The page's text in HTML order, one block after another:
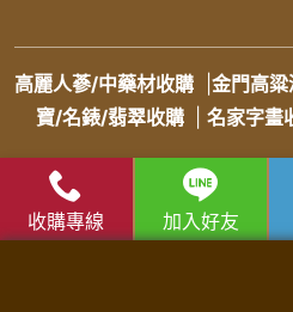
高麗人蔘/中藥材收購 金門高
寶/名錶/翡翠收購
名家字畫
收購流程 │收購知識庫
中心 │老酒仙洋
收購專線 加入好友